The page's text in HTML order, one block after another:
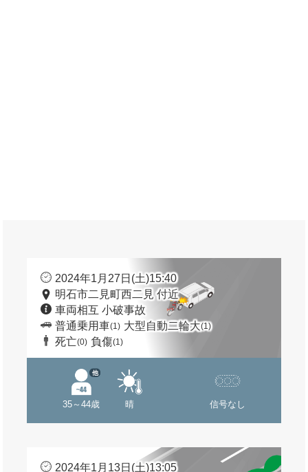
2024年1月27日(土)15:40
明石市二見町西二見 付近
車両相互 小破事故
普通乗用車(1) 大型自動二輪大(1)
死亡(0) 負傷(1)
35～44歳
他
晴 信号なし
2024年1月13日(土)13:05